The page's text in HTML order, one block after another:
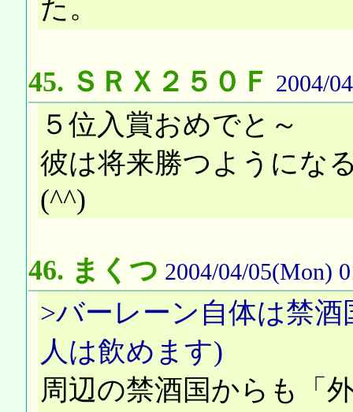
た。
45. ＳＲＸ２５０Ｆ 2004/
５位入賞おめでと～
彼は将来勝つようにな
(^^)
46. まくつ 2004/04/05(Mon)
>バーレーン自体は禁
人は飲めます)
周辺の禁酒国からも「